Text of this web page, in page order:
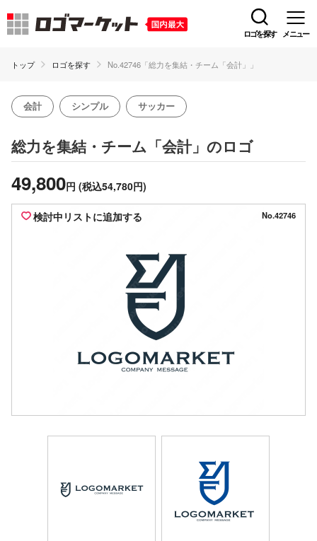
ロゴを探す メニュー
トップ ロゴを探す No.42746「総力を集結・チーム「会計」」
会計 シンプル サッカー
総力を集結・チーム「会計」 のロゴ
49,800円 (税込54,780円)
検討中リストに追加する No.42746